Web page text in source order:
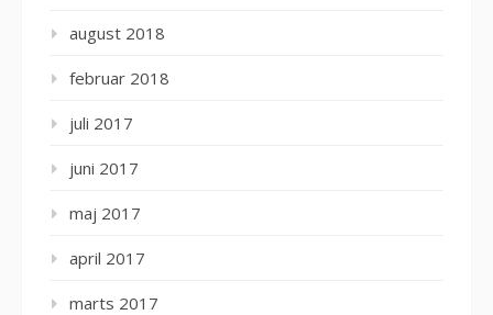
august 2018
februar 2018
juli 2017
juni 2017
maj 2017
april 2017
marts 2017